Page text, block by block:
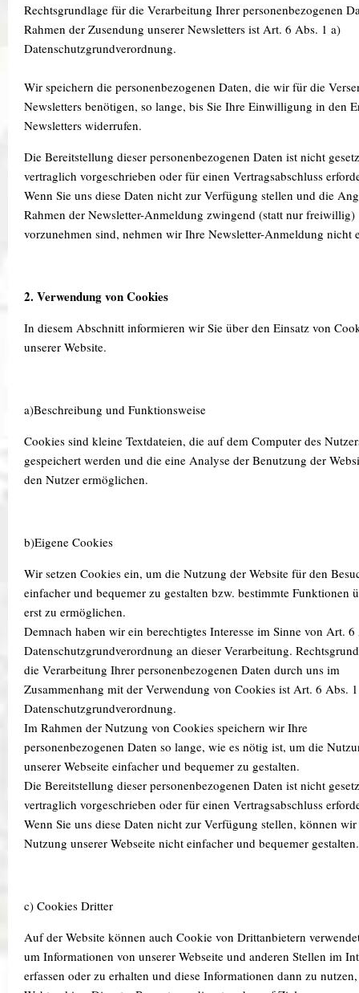
Rechtsgrundlage für die Verarbeitung Ihrer personenbezogenen
Rahmen der Zusendung unserer Newsletters ist Art. 6 Abs. 1 a)
Datenschutzgrundverordnung.
Wir speichern die personenbezogenen Daten, die wir für die
Newsletters benötigen, so lange, bis Sie Ihre Einwilligung in den
Newsletters widerrufen.
Die Bereitstellung dieser personenbezogenen Daten ist nicht
vertraglich vorgeschrieben oder für einen Vertragsabschluss
Wenn Sie uns diese Daten nicht zur Verfügung stellen und die
Rahmen der Newsletter-Anmeldung zwingend (statt nur freiwillig)
vorzunehmen sind, nehmen wir Ihre Newsletter-Anmeldung nicht
2. Verwendung von Cookies
In diesem Abschnitt informieren wir Sie über den Einsatz von
unserer Website.
a)Beschreibung und Funktionsweise
Cookies sind kleine Textdateien, die auf dem Computer des
gespeichert werden und die eine Analyse der Benutzung der
den Nutzer ermöglichen.
b)Eigene Cookies
Wir setzen Cookies ein, um die Nutzung der Website für den
einfacher und bequemer zu gestalten bzw. bestimmte Funktionen
erst zu ermöglichen.
Demnach haben wir ein berechtigtes Interesse im Sinne von Art.
Datenschutzgrundverordnung an dieser Verarbeitung.
die Verarbeitung Ihrer personenbezogenen Daten durch uns im
Zusammenhang mit der Verwendung von Cookies ist Art. 6 Abs.
Datenschutzgrundverordnung.
Im Rahmen der Nutzung von Cookies speichern wir Ihre
personenbezogenen Daten so lange, wie es nötig ist, um die
unserer Webseite einfacher und bequemer zu gestalten.
Die Bereitstellung dieser personenbezogenen Daten ist nicht
vertraglich vorgeschrieben oder für einen Vertragsabschluss
Wenn Sie uns diese Daten nicht zur Verfügung stellen, können
Nutzung unserer Webseite nicht einfacher und bequemer gestalten.
c) Cookies Dritter
Auf der Website können auch Cookie von Drittanbietern
um Informationen von unserer Webseite und anderen Stellen im
erfassen oder zu erhalten und diese Informationen dann zu